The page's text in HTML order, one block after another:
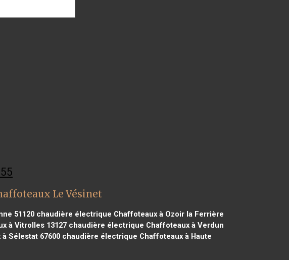
Le Vésinet
51120chaudière électrique Chaffoteaux à Ozoir la Ferrière
à Vitrolles 13127 chaudière électrique Chaffoteaux à Verdun
Sélestat 67600chaudière électrique Chaffoteaux à Haute